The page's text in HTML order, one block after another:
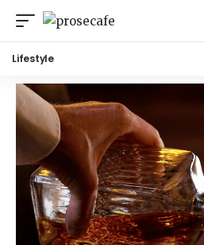
Lifestyle